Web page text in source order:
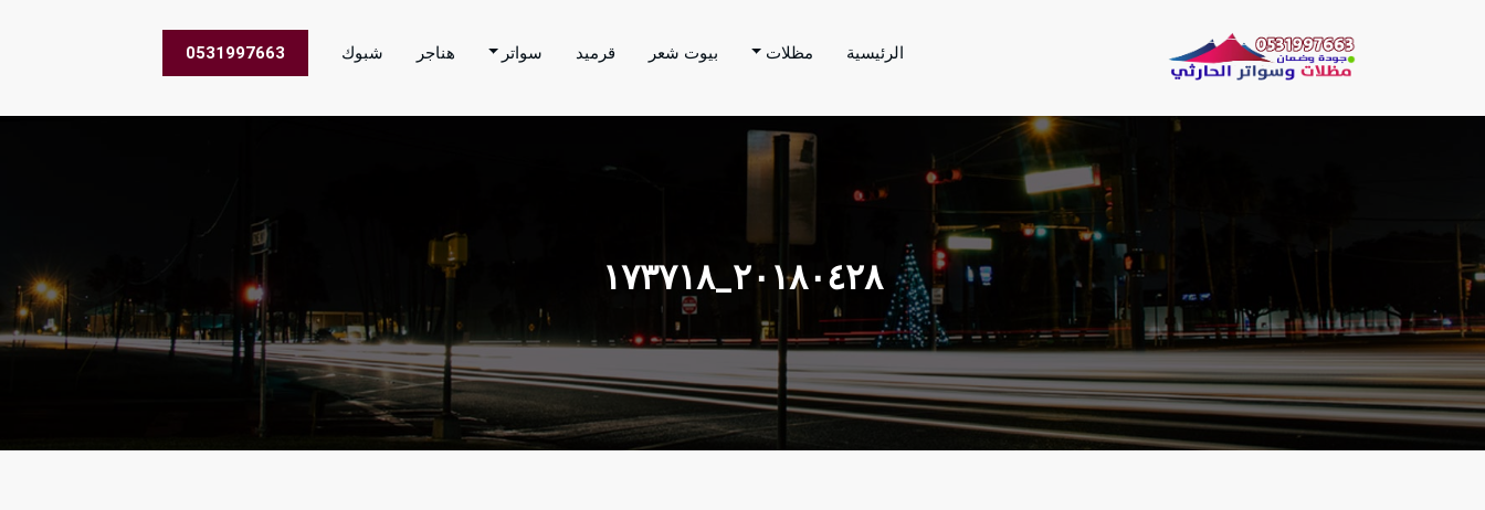
مظلات الحارثي نقوم بتنفيذ اعمال المظلات والسواتر والهناجر وغيرها من الاعمال في جميع مناطق المملكة العربية السعودية
الرئيسية مظلات بيوت شعر قرميد سواتر هناجر شبوك 0531997663
٢٠١٨٠٤٢٨_١٧٣٧١٨